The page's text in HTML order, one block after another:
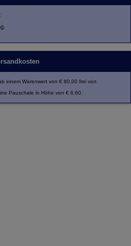
einem Warenwert von € 80,00 frei von
Pauschale in Höhe von € 6,60.